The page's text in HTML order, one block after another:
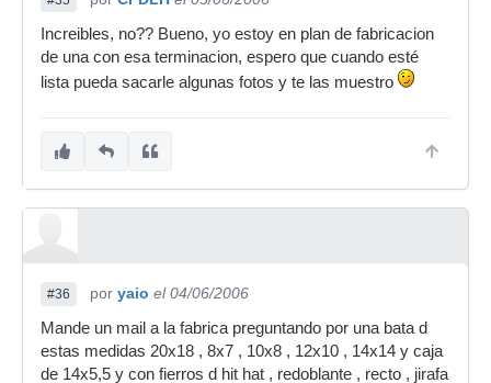
Increibles, no?? Bueno, yo estoy en plan de fabricacion
de una con esa terminacion, espero que cuando esté
lista pueda sacarle algunas fotos y te las muestro
#36 por yaio el 04/06/2006
Mande un mail a la fabrica preguntando por una bata d
estas medidas 20x18 , 8x7 , 10x8 , 12x10 , 14x14 y caja
de 14x5,5 y con fierros d hit hat , redoblante , recto , jirafa